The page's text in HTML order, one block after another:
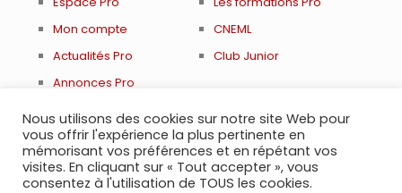
Mon compte
Actualités Pro
Annonces Pro
Renouveler adhésion
CNEML
Club Junior
© 2021 Société Française de Médecine Légale et
Nous utilisons des cookies sur notre site Web pour
vous offrir l'expérience la plus pertinente en
mémorisant vos préférences et en répétant vos
visites. En cliquant sur « Tout accepter », vous
consentez à l'utilisation de TOUS les cookies.